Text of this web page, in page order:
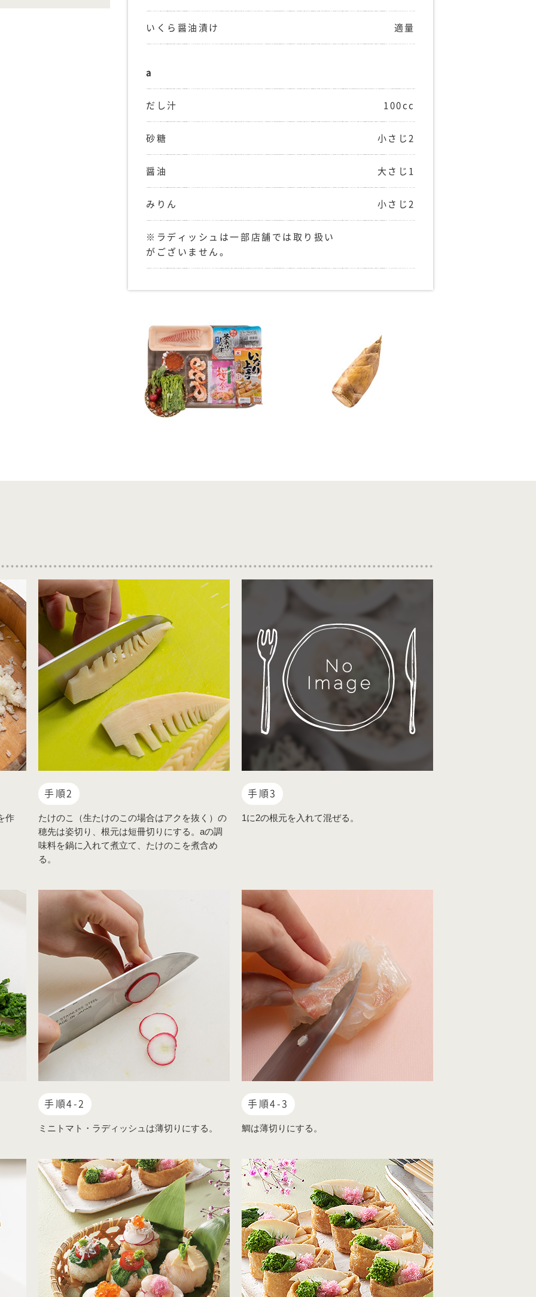
いくら醤油漬け 適量
a
だし汁 100cc
砂糖 小さじ2
醤油 大さじ1
みりん 小さじ2
※ラディッシュは一部店舗では取り扱い
がございません。
作
手順2
たけのこ（生たけのこの場合はアクを抜く）の
穂先は姿切り、根元は短冊切りにする。aの調
味料を鍋に入れて煮立て、たけのこを煮含め
る。
手順3
1に2の根元を入れて混ぜる。
手順4-2
ミニトマト・ラディッシュは薄切りにする。
手順4-3
鯛は薄切りにする。